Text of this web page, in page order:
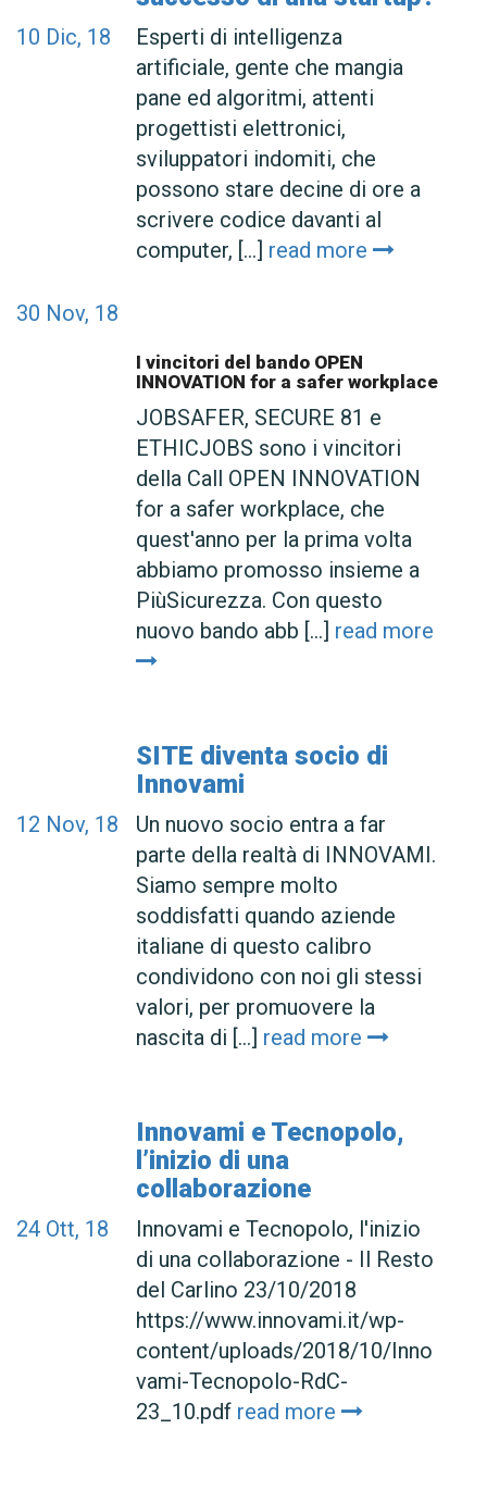
10 Dic, 18
Esperti di intelligenza
artificiale, gente che mangia
pane ed algoritmi, attenti
progettisti elettronici,
sviluppatori indomiti, che
possono stare decine di ore a
scrivere codice davanti al
computer, [...] read more
I vincitori del bando OPEN
INNOVATION for a safer workplace
30 Nov, 18
JOBSAFER, SECURE 81 e
ETHICJOBS sono i vincitori
della Call OPEN INNOVATION
for a safer workplace, che
quest'anno per la prima volta
abbiamo promosso insieme a
PiùSicurezza. Con questo
nuovo bando abb [...] read more
SITE diventa socio di
Innovami
12 Nov, 18
Un nuovo socio entra a far
parte della realtà di INNOVAMI.
Siamo sempre molto
soddisfatti quando aziende
italiane di questo calibro
condividono con noi gli stessi
valori, per promuovere la
nascita di [...] read more
Innovami e Tecnopolo,
l’inizio di una
collaborazione
24 Ott, 18
Innovami e Tecnopolo, l'inizio
di una collaborazione - Il Resto
del Carlino 23/10/2018
https://www.innovami.it/wp-
content/uploads/2018/10/Inno
vami-Tecnopolo-RdC-
23_10.pdf read more